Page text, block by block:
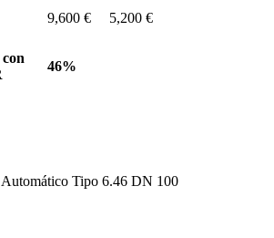
9,600 € 5,200 €
con
46%
Tipo 6.46 DN 100